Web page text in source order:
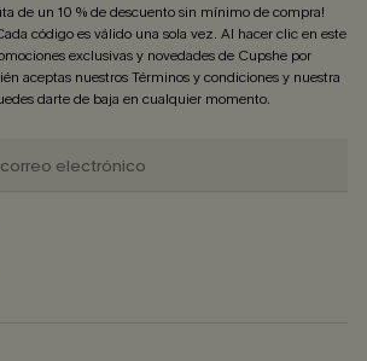
de un 10 % de descuento sin mínimo de compra!
código es válido una sola vez. Al hacer clic en este
exclusivas y novedades de Cupshe por
aceptas nuestrosTérminos y condicionesy nuestra
darte de baja en cualquier momento.